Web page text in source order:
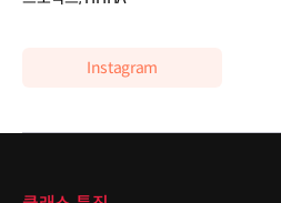
Instagram